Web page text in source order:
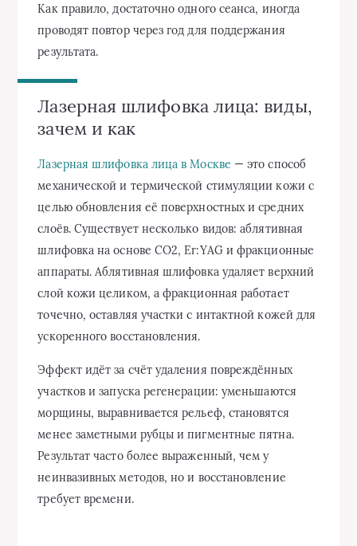
Как правило, достаточно одного сеанса, иногда
проводят повтор через год для поддержания
результата.
Лазерная шлифовка лица: виды,
зачем и как
Лазерная шлифовка лица в Москве — это способ
механической и термической стимуляции кожи с
целью обновления её поверхностных и средних
слоёв. Существует несколько видов: аблятивная
шлифовка на основе CO2, Er:YAG и фракционные
аппараты. Аблятивная шлифовка удаляет верхний
слой кожи целиком, а фракционная работает
точечно, оставляя участки с интактной кожей для
ускоренного восстановления.
Эффект идёт за счёт удаления повреждённых
участков и запуска регенерации: уменьшаются
морщины, выравнивается рельеф, становятся
менее заметными рубцы и пигментные пятна.
Результат часто более выраженный, чем у
неинвазивных методов, но и восстановление
требует времени.